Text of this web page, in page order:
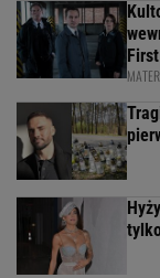
First